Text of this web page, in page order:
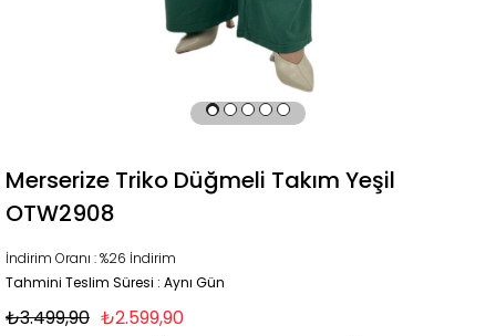
Merserize Triko Düğmeli Takım Yeşil
OTW2908
İndirim Oranı :%26 İndirim
Tahmini Teslim Süresi : Aynı Gün
₺3.499,90 ₺2.599,90